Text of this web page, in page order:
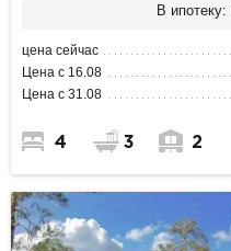
В ипотеку:
цена сейчас
Цена с 16.08
Цена с 31.08
4 3 2